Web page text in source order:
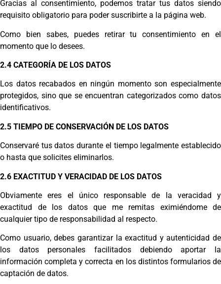
Gracias al consentimiento, podemos tratar tus datos siendo
requisito obligatorio para poder suscribirte a la página web.
Como bien sabes, puedes retirar tu consentimiento en el
momento que lo desees.
2.4 CATEGORÍA DE LOS DATOS
Los datos recabados en ningún momento son especialmente
protegidos, sino que se encuentran categorizados como datos
identificativos.
2.5 TIEMPO DE CONSERVACIÓN DE LOS DATOS
Conservaré tus datos durante el tiempo legalmente establecido
o hasta que solicites eliminarlos.
2.6 EXACTITUD Y VERACIDAD DE LOS DATOS
Obviamente eres el único responsable de la veracidad y
exactitud de los datos que me remitas eximiéndome de
cualquier tipo de responsabilidad al respecto.
Como usuario, debes garantizar la exactitud y autenticidad de
los datos personales facilitados debiendo aportar la
información completa y correcta en los distintos formularios de
captación de datos.